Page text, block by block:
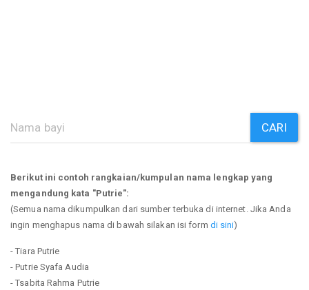
CARI
Berikut ini contoh rangkaian/kumpulan nama lengkap yang
mengandung kata "Putrie":
(Semua nama dikumpulkan dari sumber terbuka di internet. Jika Anda
ingin menghapus nama di bawah silakan isi form di sini)
- Tiara Putrie
- Putrie Syafa Audia
- Tsabita Rahma Putrie